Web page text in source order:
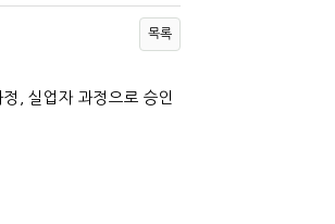
목록
, 실업자 과정으로 승인